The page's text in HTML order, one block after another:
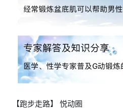
【跑步走路】 悦动圈